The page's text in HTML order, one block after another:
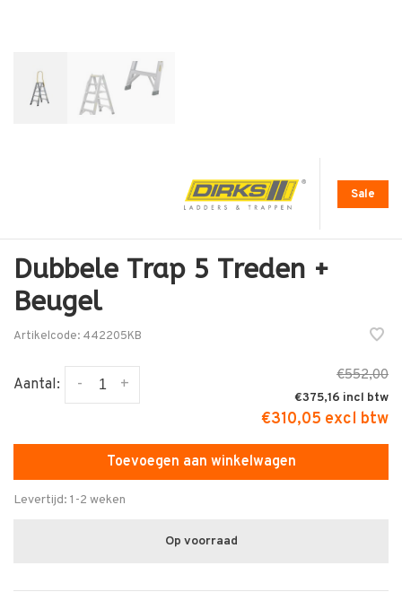
Sale
Dubbele Trap 5 Treden +
Beugel
Artikelcode: 442205KB
Aantal: +
-
€552,00
€375,16
€310,05 excl btw
Toevoegen aan winkelwagen
Levertijd: 1-2 weken
Op voorraad